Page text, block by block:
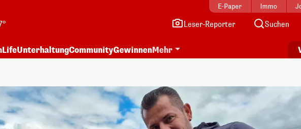
E-Paper Immo
Leser-Reporter Suchen
LifeUnterhaltungCommunityGewinnenMehr